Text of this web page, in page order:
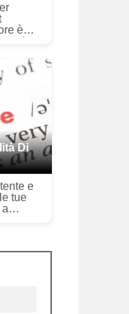
è
Di
e
tue